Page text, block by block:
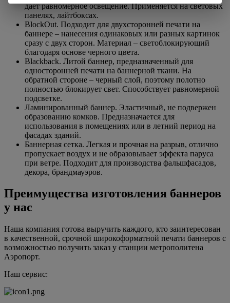
дает равномерное освещение. Применяется на световых
панелях, лайтбоксах.
BlockOut. Подходит для двухсторонней печати на
баннере – нанесения одинаковых или разных картинок
сразу с двух сторон. Материал – светоблокирующий
благодаря основе черного цвета.
Blackback. Литой баннер, предназначенный для
односторонней печати на баннерной ткани. На
обратной стороне – черный слой, поэтому полотно
полностью блокирует свет. Способствует равномерной
подсветке.
Ламинированный баннер. Эластичный, не подвержен
образованию комков. Предназначается для
использования в помещениях или в летний период на
фасадах зданий.
Баннерная сетка. Легкая и прочная на разрыв, отлично
пропускает воздух и не образовывает эффекта паруса
при ветре. Подходит для производства фальшфасадов,
декора, брандмауэров.
Преимущества изготовления баннеров
у нас
Наша компания готова выручить каждого, кто заинтересован
в качественной, срочной широкоформатной печати баннеров с
возможностью получить заказ у станции метрополитена
Аэропорт.
Наш сервис: